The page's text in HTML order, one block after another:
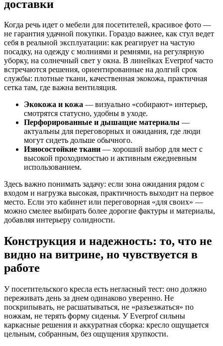
доставки
Когда речь идет о мебели для посетителей, красивое фото —
не гарантия удачной покупки. Гораздо важнее, как стул ведет
себя в реальной эксплуатации: как реагирует на частую
посадку, на одежду с молниями и ремнями, на регулярную
уборку, на солнечный свет у окна. В линейках Everprof часто
встречаются решения, ориентированные на долгий срок
службы: плотные ткани, качественная экокожа, практичная
сетка там, где важна вентиляция.
Экокожа и кожа — визуально «собирают» интерьер,
смотрятся статусно, удобны в уходе.
Перфорированные и дышащие материалы —
актуальны для переговорных и ожидания, где люди
могут сидеть дольше обычного.
Износостойкие ткани — хороший выбор для мест с
высокой проходимостью и активным ежедневным
использованием.
Здесь важно понимать задачу: если зона ожидания рядом с
входом и нагрузка высокая, практичность выходит на первое
место. Если это кабинет или переговорная «для своих» —
можно смелее выбирать более дорогие фактуры и материалы,
добавляя интерьеру солидности.
Конструкция и надежность: то, что не
видно на витрине, но чувствуется в
работе
У посетительского кресла есть негласный тест: оно должно
переживать день за днем одинаково уверенно. Не
поскрипывать, не расшатываться, не «разъезжаться» по
ножкам, не терять форму сиденья. У Everprof сильны
каркасные решения и аккуратная сборка: кресло ощущается
цельным, собранным, без ощущения хрупкости.